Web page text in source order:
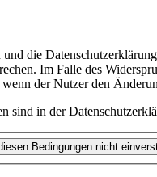
die
Im Falle des
der Nutzer den
sind in der